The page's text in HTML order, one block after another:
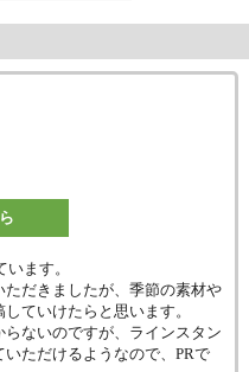
ます。
だきましたが、季節の素材や
ていけたらと思います。
ないのですが、ラインスタン
ただけるようなので、PRで